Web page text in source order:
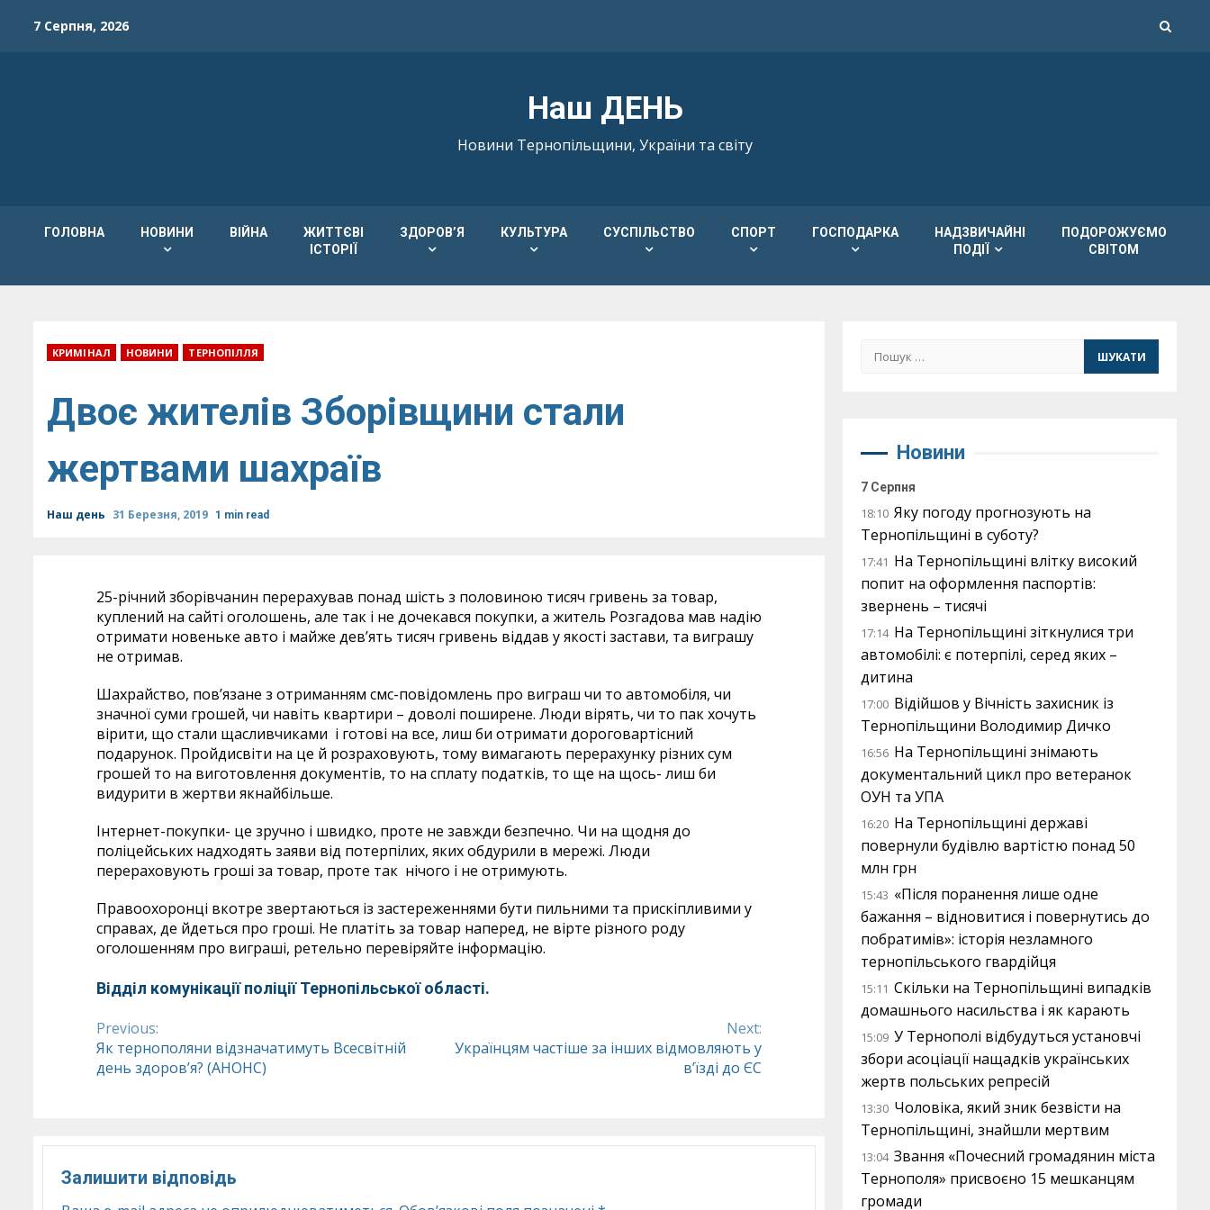
7 Серпня, 2026
Наш ДЕНЬ
Новини Тернопільщини, України та світу
ГОЛОВНА НОВИНИ ВІЙНА
ЖИТТЄВІ
ІСТОРІЇ
ЗДОРОВ’Я КУЛЬТУРА СУСПІЛЬСТВО СПОРТ ГОСПОДАРКА
НАДЗВИЧАЙНІ
ПОДІЇ
ПОДОРОЖУЄМО
СВІТОМ
КРИМІНАЛ НОВИНИ ТЕРНОПІЛЛЯ
Двоє жителів Зборівщини стали
жертвами шахраїв
Наш день 31 Березня, 2019 1 min read
25-річний зборівчанин перерахував понад шість з половиною тисяч гривень за товар,
куплений на сайті оголошень, але так і не дочекався покупки, а житель Розгадова мав надію
отримати новеньке авто і майже дев’ять тисяч гривень віддав у якості застави, та виграшу
не отримав.
Шахрайство, пов’язане з отриманням смс-повідомлень про виграш чи то автомобіля, чи
значної суми грошей, чи навіть квартири – доволі поширене. Люди вірять, чи то пак хочуть
вірити, що стали щасливчиками і готові на все, лиш би отримати дороговартісний
подарунок. Пройдисвіти на це й розраховують, тому вимагають перерахунку різних сум
грошей то на виготовлення документів, то на сплату податків, то ще на щось- лиш би
видурити в жертви якнайбільше.
Інтернет-покупки- це зручно і швидко, проте не завжди безпечно. Чи на щодня до
поліцейських надходять заяви від потерпілих, яких обдурили в мережі. Люди
перераховують гроші за товар, проте так нічого і не отримують.
Правоохоронці вкотре звертаються із застереженнями бути пильними та прискіпливими у
справах, де йдеться про гроші. Не платіть за товар наперед, не вірте різного роду
оголошенням про виграші, ретельно перевіряйте інформацію.
Відділ комунікації поліції Тернопільської області.
Continue
Reading
Previous:
Як тернополяни відзначатимуть Всесвітній
день здоров’я? (АНОНС)
Next:
Українцям частіше за інших відмовляють у
в’їзді до ЄС
Залишити відповідь
Пошук:
Новини
7 Серпня
18:10 Яку погоду прогнозують на
Тернопільщині в суботу?
17:41 На Тернопільщині влітку високий
попит на оформлення паспортів:
звернень – тисячі
17:14 На Тернопільщині зіткнулися три
автомобілі: є потерпілі, серед яких –
дитина
17:00 Відійшов у Вічність захисник із
Тернопільщини Володимир Дичко
16:56 На Тернопільщині знімають
документальний цикл про ветеранок
ОУН та УПА
16:20 На Тернопільщині державі
повернули будівлю вартістю понад 50
млн грн
15:43 «Після поранення лише одне
бажання – відновитися і повернутись до
побратимів»: історія незламного
тернопільського гвардійця
15:11 Скільки на Тернопільщині випадків
домашнього насильства і як карають
15:09 У Тернополі відбудуться установчі
збори асоціації нащадків українських
жертв польських репресій
13:30 Чоловіка, який зник безвісти на
Тернопільщині, знайшли мертвим
13:04 Звання «Почесний громадянин міста
Тернополя» присвоєно 15 мешканцям
громади